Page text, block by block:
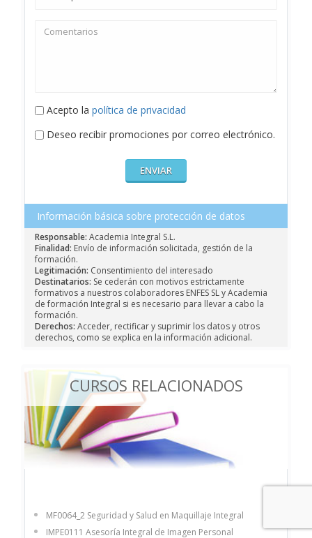
Acepto la política de privacidad
Deseo recibir promociones por correo electrónico.
Información básica sobre protección de datos
Responsable: Academia Integral S.L.
Finalidad: Envío de información solicitada, gestión de la
formación.
Legitimación: Consentimiento del interesado
Destinatarios: Se cederán con motivos estrictamente
formativos a nuestros colaboradores ENFES SL y Academia
de formación Integral si es necesario para llevar a cabo la
formación.
Derechos: Acceder, rectificar y suprimir los datos y otros
derechos, como se explica en la información adicional.
CURSOS RELACIONADOS
MF0064_2 Seguridad y Salud en Maquillaje Integral
IMPE0111 Asesoría Integral de Imagen Personal